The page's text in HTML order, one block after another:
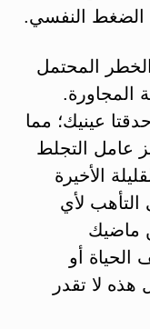
الضغط النفسي.
المحتمل
عينيك؛ مما
عامل التجلط
الأخيرة
لأي
ماضيك
أو
هذه لا تقدر